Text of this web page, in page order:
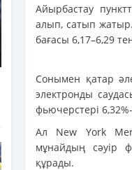
Айырбастау
алып, сатып жатыр.
бағасы 6,17–6,29
Сонымен қатар
электронды
фьючерстері
Ал New York
мұнайдың сәуір
құрады.